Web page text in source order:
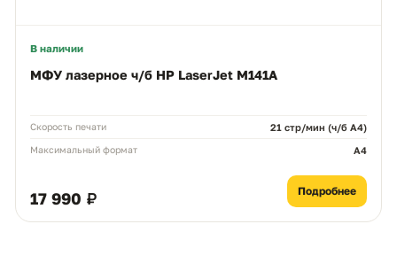
В наличии
МФУ лазерное ч/б HP LaserJet M141A
Скорость печати 21 стр/мин (ч/б А4)
Максимальный формат A4
17 990 ₽ Подробнее
Статус заказа
Подбор картриджа